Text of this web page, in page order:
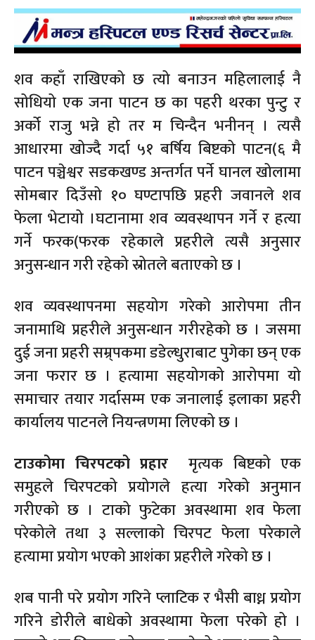
शव कहाँ राखिएको छ त्यो बनाउन महिलालाई नै
सोधियो एक जना पाटन छ का पहरी थरका पुन्टु र
अर्को राजु भन्ने हो तर म चिन्दैन भनीनन् । त्यसै
आधारमा खोज्दै गर्दा ५१ बर्षिय बिष्टको पाटन(६ मै
पाटन पञ्चेश्वर सडकखण्ड अन्तर्गत पर्ने घानल खोलामा
सोमबार दिउँसो १० घण्टापछि प्रहरी जवानले शव
फेला भेटायो ।घटानामा शव व्यवस्थापन गर्ने र हत्या
गर्ने फरक(फरक रहेकाले प्रहरीले त्यसै अनुसार
अनुसन्धान गरी रहेको स्रोतले बताएको छ ।
शव व्यवस्थापनमा सहयोग गरेको आरोपमा तीन
जनामाथि प्रहरीले अनुसन्धान गरीरहेको छ । जसमा
दुई जना प्रहरी सम्र्पकमा डडेल्धुराबाट पुगेका छन् एक
जना फरार छ । हत्यामा सहयोगको आरोपमा यो
समाचार तयार गर्दासम्म एक जनालाई इलाका प्रहरी
कार्यालय पाटनले नियन्त्रणमा लिएको छ ।
टाउकोमा चिरपटको प्रहार मृत्यक बिष्टको एक
समुहले चिरपटको प्रयोगले हत्या गरेको अनुमान
गरीएको छ । टाको फुटेका अवस्थामा शव फेला
परेकोले तथा ३ सल्लाको चिरपट फेला परेकाले
हत्यामा प्रयोग भएको आशंका प्रहरीले गरेको छ ।
शब पानी परे प्रयोग गरिने प्लाटिक र भैसी बाध्न प्रयोग
गरिने डोरीले बाधेको अवस्थामा फेला परेको हो ।